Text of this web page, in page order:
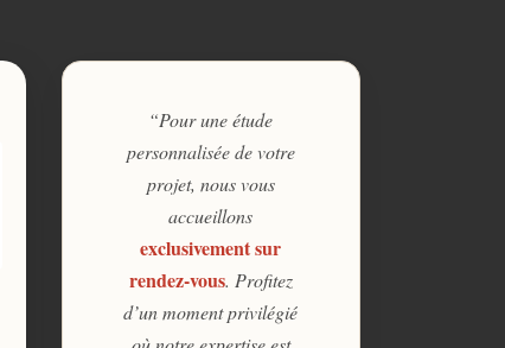
“Pour une étude
personnalisée de votre
projet, nous vous
accueillons
exclusivement sur
rendez-vous. Profitez
d’un moment privilégié